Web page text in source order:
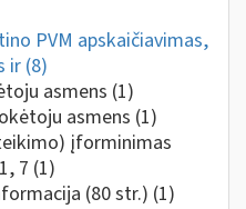
PVM apskaičiavimas,
ir (8)
asmens (1)
asmens (1)
įforminimas
7 (1)
(80 str.) (1)